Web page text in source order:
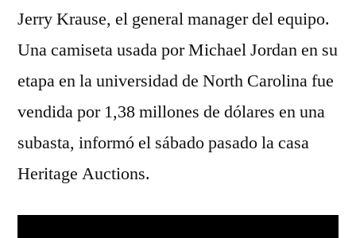
Jerry Krause, el general manager del equipo.
Una camiseta usada por Michael Jordan en su
etapa en la universidad de North Carolina fue
vendida por 1,38 millones de dólares en una
subasta, informó el sábado pasado la casa
Heritage Auctions.